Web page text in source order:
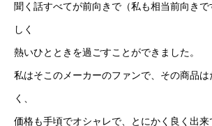
聞く話すべてが前向きで（私も相当前向き
しく
熱いひとときを過ごすことができました。
私はそこのメーカーのファンで、その商品
く、
価格も手頃でオシャレで、とにかく良く出来